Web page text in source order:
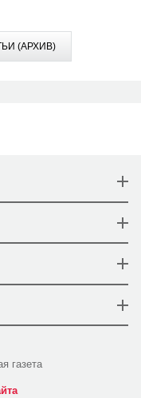
(АРХИВ)
газета